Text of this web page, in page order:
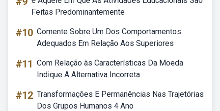
Feitas Predominantemente
#10 Comente Sobre Um Dos Comportamentos
Adequados Em Relação Aos Superiores
#11 Com Relação às Características Da Moeda
Indique A Alternativa Incorreta
#12 Transformações E Permanências Nas Trajetórias
Dos Grupos Humanos 4 Ano